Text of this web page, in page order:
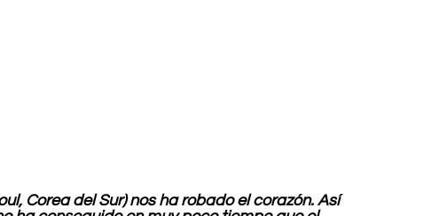
Corea del Sur) nos ha robado el corazón. Así